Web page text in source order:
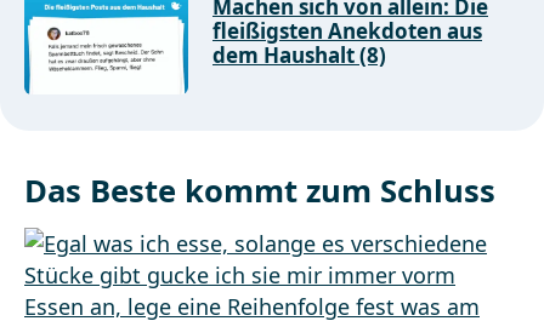
Machen sich von allein: Die
fleißigsten Anekdoten aus
dem Haushalt (8)
Das Beste kommt zum Schluss